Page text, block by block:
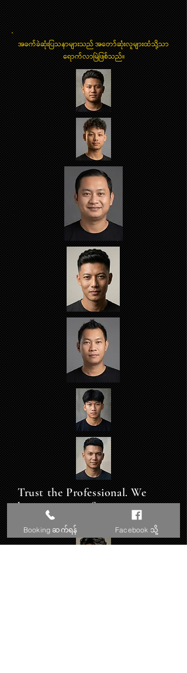
အခက်ခဲဆုံးပြသနာများသည် အတော်ဆုံးလူများထံသို့သာ
ရောက်လာမြဲဖြစ်သည်။
Trust the Professional. We
have 10 years of strong
experience since 2016.
Booking ဆက်ရန် Facebook သို့